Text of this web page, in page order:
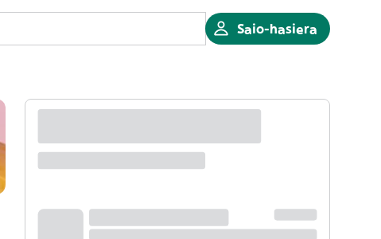
Saio-hasiera